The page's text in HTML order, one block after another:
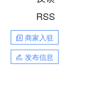
RSS
商家入驻
发布信息